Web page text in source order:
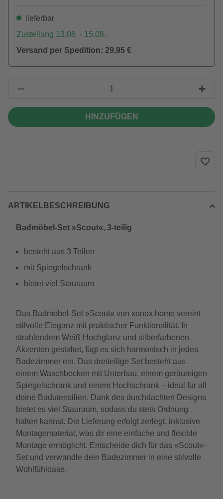
lieferbar
Zustellung 13.08. - 15.08.
Versand per Spedition: 29,95 €
HINZUFÜGEN
ARTIKELBESCHREIBUNG
Badmöbel-Set »Scout«, 3-teilig
besteht aus 3 Teilen
mit Spiegelschrank
bietet viel Stauraum
Das Badmöbel-Set »Scout« von xonox.home vereint
stilvolle Eleganz mit praktischer Funktionalität. In
strahlendem Weiß Hochglanz und silberfarbenen
Akzenten gestaltet, fügt es sich harmonisch in jedes
Badezimmer ein. Das dreiteilige Set besteht aus
einem Waschbecken mit Unterbau, einem geräumigen
Spiegelschrank und einem Hochschrank – ideal für all
deine Badutensilien. Dank des durchdachten Designs
bietet es viel Stauraum, sodass du stets Ordnung
halten kannst. Die Lieferung erfolgt zerlegt, inklusive
Montagematerial, was dir eine einfache und flexible
Montage ermöglicht. Entscheide dich für das »Scout«-
Set und verwandle dein Badezimmer in eine stilvolle
Wohlfühloase.